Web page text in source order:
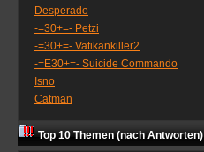
Desperado
-=30+=- Petzi
-=30+=- Vatikankiller2
-=E30+=- Suicide Commando
Isno
Catman
Top 10 Themen (nach Antworten)